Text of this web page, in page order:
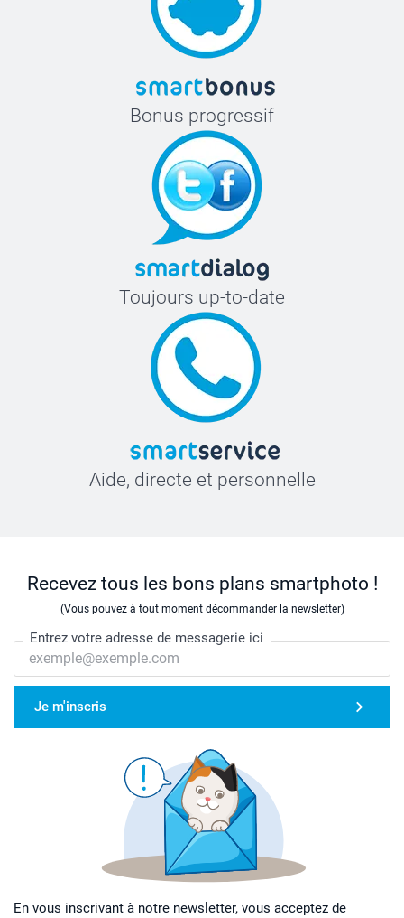
Bonus progressif
Toujours up-to-date
Aide, directe et personnelle
Recevez tous les bons plans smartphoto !
(Vous pouvez à tout moment décommander la newsletter)
Entrez votre adresse de messagerie ici
Je m'inscris
En vous inscrivant à notre newsletter, vous acceptez de